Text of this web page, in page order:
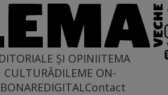
ȘI OPINIITEMA
CULTURĂDILEME ON-
DIGITALContact